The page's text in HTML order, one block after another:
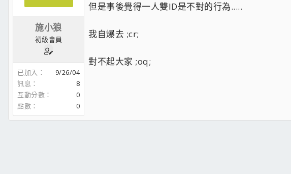
施小狼
初級會員
已加入
9/26/04
訊息
8
互動分數
0
點數
0
但是事後覺得一人雙ID是不對的行為.....
我自爆去 ;cr;
對不起大家 ;oq;